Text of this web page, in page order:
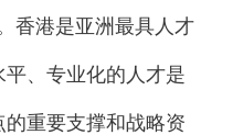
香港是亚洲最具人才
、专业化的人才是
重要支撑和战略资